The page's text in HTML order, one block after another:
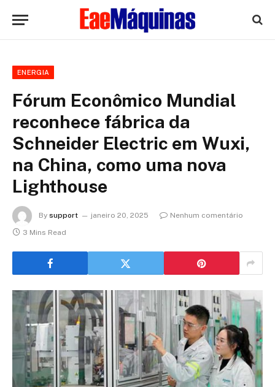
ENERGIA
Fórum Econômico Mundial
reconhece fábrica da
Schneider Electric em Wuxi,
na China, como uma nova
Lighthouse
By support janeiro 20, 2025
Nenhum comentário
3 Mins Read